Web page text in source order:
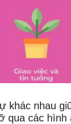
khác nhau
qua các hình